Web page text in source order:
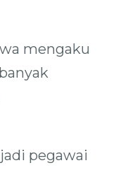
mengaku
pegawai